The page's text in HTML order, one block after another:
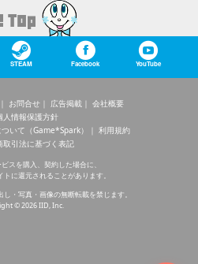
STEAM Facebook YouTube
お問合せ 広告掲載
会社概要
人情報保護方針
いて（Game*Spark）
利用規約
取引法に基づく表記
スを購入、契約した場合に、
に還元されることがあります。
・写真・画像の無断転載を禁じます。
© 2026 IID, Inc.